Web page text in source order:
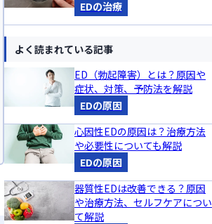
EDの治療
よく読まれている記事
ED（勃起障害）とは？原因や
症状、対策、予防法を解説
EDの原因
心因性EDの原因は？治療方法
や必要性についても解説
EDの原因
器質性EDは改善できる？原因
や治療方法、セルフケアについ
て解説